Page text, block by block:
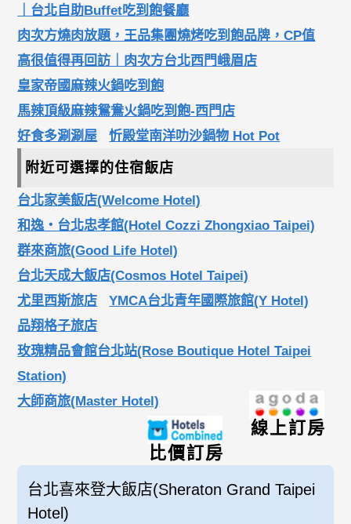
｜台北自助Buffet吃到飽餐廳
肉次方燒肉放題，王品集團燒烤吃到飽品牌，CP值
高很值得再回訪｜肉次方台北西門峨眉店
皇家帝國麻辣火鍋吃到飽
馬辣頂級麻辣鴛鴦火鍋吃到飽-西門店
好食多涮涮屋
忻殿堂南洋叻沙鍋物 Hot Pot
附近可選擇的住宿飯店
台北家美飯店(Welcome Hotel)
和逸‧台北忠孝館(Hotel Cozzi Zhongxiao Taipei)
群來商旅(Good Life Hotel)
台北天成大飯店(Cosmos Hotel Taipei)
尤里西斯旅店
YMCA台北青年國際旅館(Y Hotel)
品翔格子旅店
玫瑰精品會館台北站(Rose Boutique Hotel Taipei
Station)
大師商旅(Master Hotel)
線上訂房
比價訂房
台北喜來登大飯店(Sheraton Grand Taipei
Hotel)